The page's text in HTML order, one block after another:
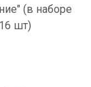
(в наборе
16 шт)